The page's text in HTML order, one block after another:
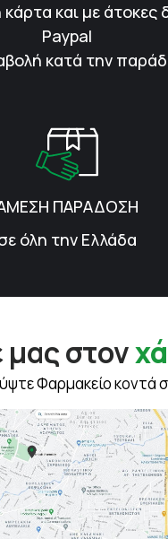
και με άτοκες
Paypal
κατά την
ΠΑΡΑΔΟΣΗ
όλη την Ελλάδα
μας στον
Φαρμακείο κοντά